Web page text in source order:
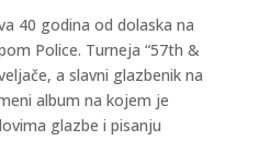
40 godina od dolaska na
Police. Turneja “57th &
a slavni glazbenik na
album na kojem je
glazbe i pisanju